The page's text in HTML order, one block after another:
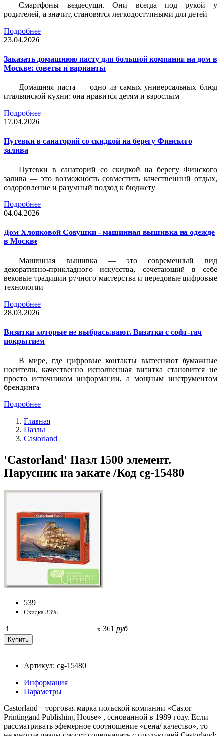
Смартфоны вездесущи. Они всегда под рукой у
родителей, а значит, становятся легкодоступными для детей
Подробнее
23.04.2026
Заказать домашнюю пасту для большой компании на дом в
Москве: советы и варианты
Домашняя паста — одно из самых универсальных блюд
итальянской кухни: она нравится детям и взрослым
Подробнее
17.04.2026
Путевки в санаторий со скидкой на берегу Финского
залива
Путевки в санаторий со скидкой на берегу Финского
залива — это возможность совместить качественный отдых,
оздоровление и разумный подход к бюджету
Подробнее
04.04.2026
Дом Хлопковой Совушки - машинная вышивка на одежде
в Москве
Машинная вышивка — это современный вид
декоративно-прикладного искусства, сочетающий в себе
вековые традиции ручного мастерства и передовые цифровые
технологии
Подробнее
28.03.2026
Визитки которые не выбрасывают. Визитки с софт-тач
покрытием
В мире, где цифровые контакты вытесняют бумажные
носители, качественно исполненная визитка становится не
просто источником информации, а мощным инструментом
брендинга
Подробнее
Главная
Пазлы
Castorland
'Castorland' Пазл 1500 элемент.
Парусник на закате /Код cg-15480
539
Скидка 33%
x 361 руб
Артикул: cg-15480
Информация
Параметры
Castorland – торговая марка польской компании «Castor
Printingand Publishing House» , основанной в 1989 году. Если
рассматривать эфемерное соотношение «цена/ качество», то